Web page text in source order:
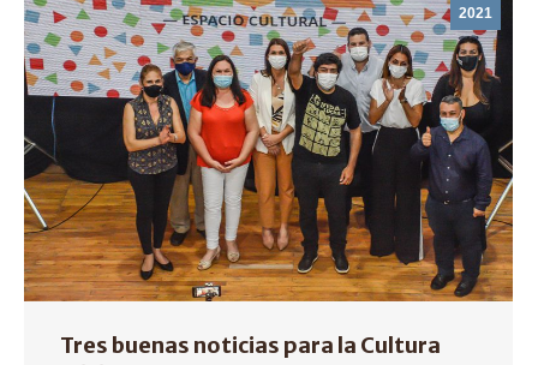
2021
Tres buenas noticias para la Cultura